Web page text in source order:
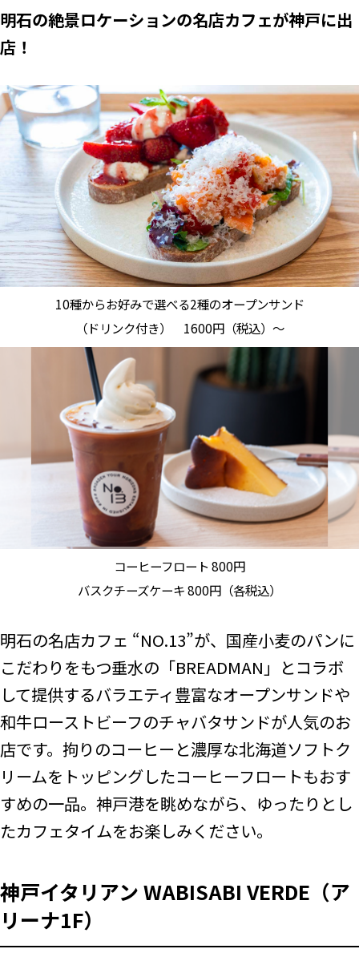
明石の絶景ロケーションの名店カフェが神戸に出
店！
10種からお好みで選べる2種のオープンサンド
（ドリンク付き） 1600円（税込）～
コーヒーフロート 800円
バスクチーズケーキ 800円（各税込）
明石の名店カフェ “NO.13”が、国産小麦のパンに
こだわりをもつ垂水の「BREADMAN」とコラボ
して提供するバラエティ豊富なオープンサンドや
和牛ローストビーフのチャバタサンドが人気のお
店です。拘りのコーヒーと濃厚な北海道ソフトク
リームをトッピングしたコーヒーフロートもおす
すめの一品。神戸港を眺めながら、ゆったりとし
たカフェタイムをお楽しみください。
神戸イタリアン WABISABI VERDE（ア
リーナ1F）